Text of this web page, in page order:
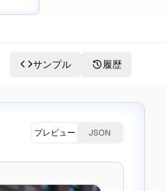
サンプル 履歴
プレビュー JSON